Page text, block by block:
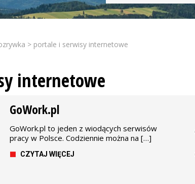
> portale i serwisy internetowe
internetowe
GoWork.pl
GoWork.pl to jeden z wiodących serwisów
pracy w Polsce. Codziennie można na […]
CZYTAJ WIĘCEJ